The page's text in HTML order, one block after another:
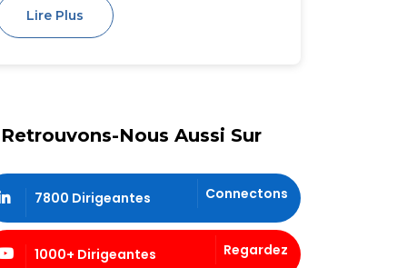
Lire Plus
Retrouvons-Nous Aussi Sur
7800 Dirigeantes Connectons
1000+ Dirigeantes Regardez